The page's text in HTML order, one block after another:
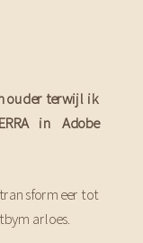
terwijl ik
in Adobe
tot